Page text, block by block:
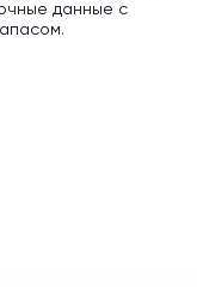
данные с